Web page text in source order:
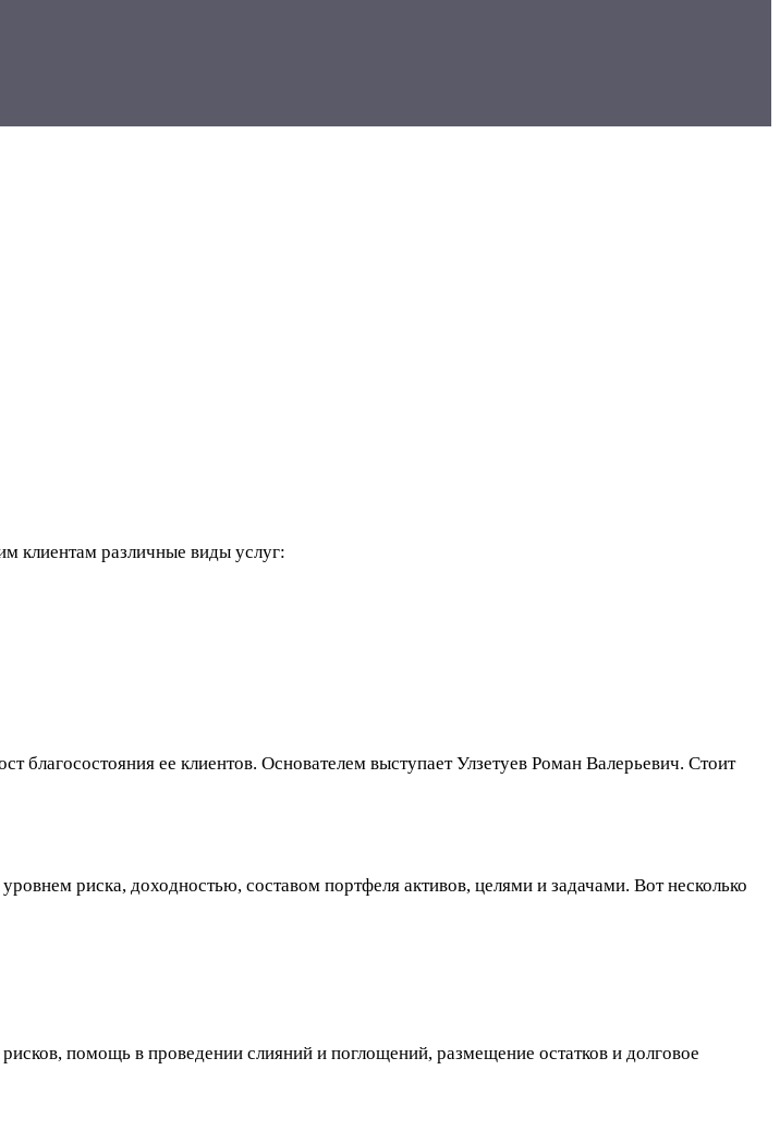
клиентам различные виды услуг:
ее клиентов. Основателем выступает Улзетуев Роман Валерьевич. Стоит
риска, доходностью, составом портфеля активов, целями и задачами. Вот несколько
помощь в проведении слияний и поглощений, размещение остатков и долговое